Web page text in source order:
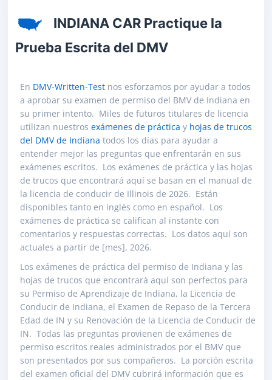
INDIANA CAR Practique la
Prueba Escrita del DMV
En DMV-Written-Test nos esforzamos por ayudar a todos
a aprobar su examen de permiso del BMV de Indiana en
su primer intento. Miles de futuros titulares de licencia
utilizan nuestros exámenes de práctica y hojas de trucos
del DMV de Indiana todos los días para ayudar a
entender mejor las preguntas que enfrentarán en sus
exámenes escritos. Los exámenes de práctica y las hojas
de trucos que encontrará aquí se basan en el manual de
la licencia de conducir de Illinois de 2026. Están
disponibles tanto en inglés como en español. Los
exámenes de práctica se califican al instante con
comentarios y respuestas correctas. Los datos aquí son
actuales a partir de [mes], 2026.
Los exámenes de práctica del permiso de Indiana y las
hojas de trucos que encontrará aquí son perfectos para
su Permiso de Aprendizaje de Indiana, la Licencia de
Conducir de Indiana, el Examen de Repaso de la Tercera
Edad de IN y su Renovación de la Licencia de Conducir de
IN. Todas las preguntas provienen de exámenes de
permiso escritos reales administrados por el BMV que
son presentados por sus compañeros. La porción escrita
del examen oficial del DMV cubrirá información que es